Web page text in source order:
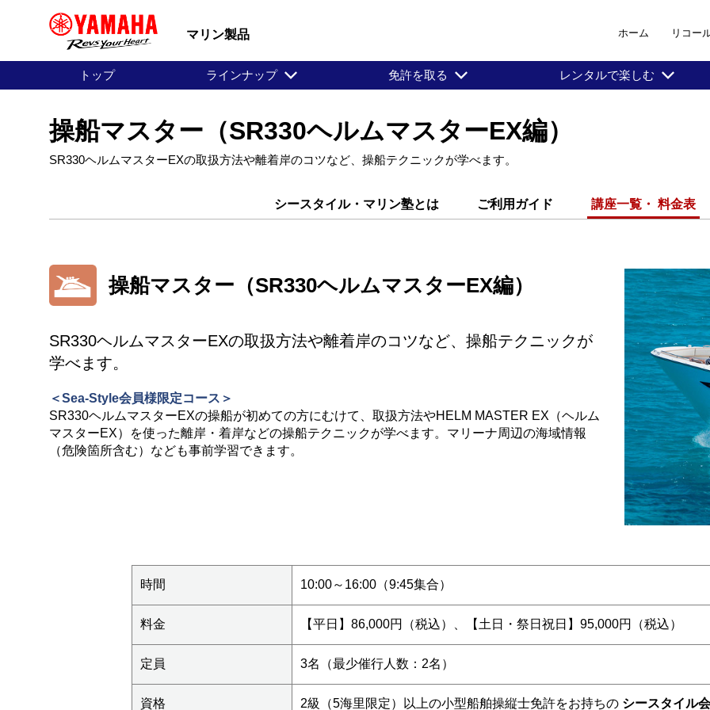
マリン製品 ホーム リコー
トップ ラインナップ 免許を取る レンタルで楽しむ
操船マスター（SR330ヘルムマスターEX編）
SR330ヘルムマスターEXの取扱方法や離着岸のコツなど、操船テクニックが学べます。
シースタイル・マリン塾とは ご利用ガイド 講座一覧・ 料金表
操船マスター（SR330ヘルムマスターEX編）
SR330ヘルムマスターEXの取扱方法や離着岸のコツなど、操船テクニックが
学べます。
＜Sea-Style会員様限定コース＞
SR330ヘルムマスターEXの操船が初めての方にむけて、取扱方法やHELM MASTER EX（ヘルム
マスターEX）を使った離岸・着岸などの操船テクニックが学べます。マリーナ周辺の海域情報
（危険箇所含む）なども事前学習できます。
時間 10:00～16:00（9:45集合）
料金 【平日】86,000円（税込）、【土日・祭日祝日】95,000円（税込）
定員 3名（最少催行人数：2名）
資格 2級（5海里限定）以上の小型船舶操縦士免許をお持ちの シースタイル